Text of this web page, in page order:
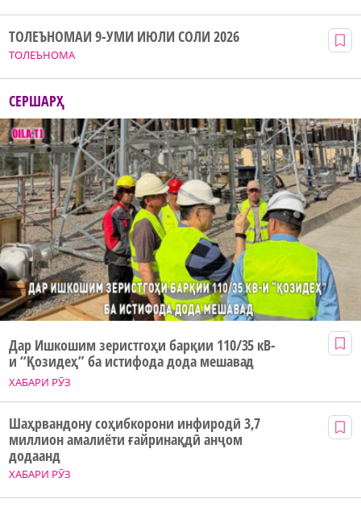
ТОЛЕЪНОМА
ТОЛЕЪНОМАИ 9-УМИ ИЮЛИ СОЛИ 2026
СЕРШАРҲ
ХАБАРИ РӮЗ
Дар Ишкошим зеристгоҳи барқии 110/35 кВ-
и “Қозидеҳ” ба истифода дода мешавад
ХАБАРИ РӮЗ
Шаҳрвандону соҳибкорони инфиродӣ 3,7
миллион амалиёти ғайринақдӣ анҷом
додаанд